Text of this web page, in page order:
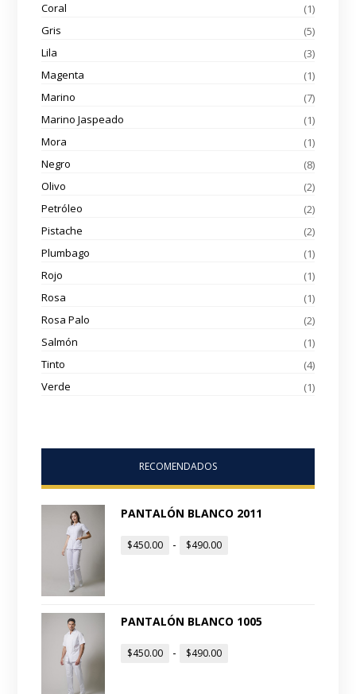
Coral
(1)
Gris
(5)
Lila
(3)
Magenta
(1)
Marino
(7)
Marino Jaspeado
(1)
Mora
(1)
Negro
(8)
Olivo
(2)
Petróleo
(2)
Pistache
(2)
Plumbago
(1)
Rojo
(1)
Rosa
(1)
Rosa Palo
(2)
Salmón
(1)
Tinto
(4)
Verde
(1)
RECOMENDADOS
PANTALÓN BLANCO 2011
$450.00 - $490.00
PANTALÓN BLANCO 1005
$450.00 - $490.00